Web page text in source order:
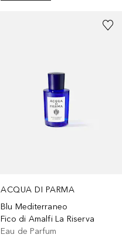
ACQUA DI PARMA
Blu Mediterraneo
Fico di Amalfi La Riserva
Eau de Parfum